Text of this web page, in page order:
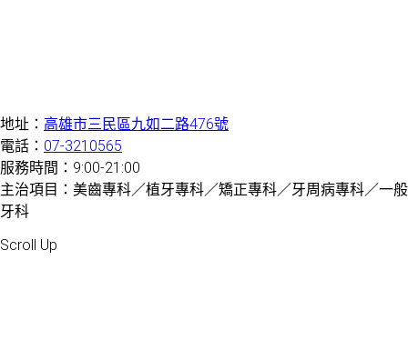
地址： 高雄市三民區九如二路476號
電話： 07-3210565
服務時間：9:00-21:00
主治項目：美齒專科／植牙專科／矯正專科／牙周病專科／一般
牙科
Scroll Up